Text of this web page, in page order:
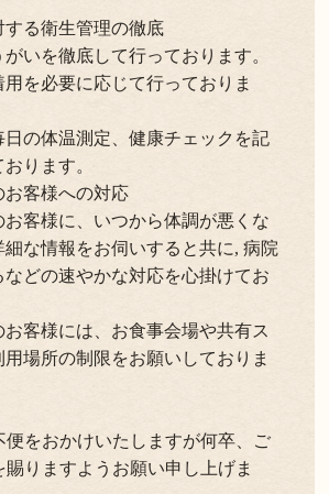
する衛生管理の徹底
がいを徹底して行っております。
用を必要に応じて行っておりま
日の体温測定、健康チェックを記
ります。
お客様への対応
お客様に、いつから体調が悪くな
細な情報をお伺いすると共に, 病院
などの速やかな対応を心掛けてお
お客様には、お食事会場や共有ス
場所の制限をお願いしておりま
便をおかけいたしますが何卒、ご
りますようお願い申し上げま